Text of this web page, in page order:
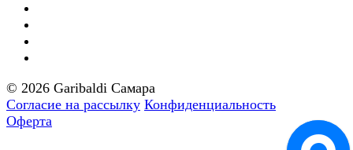
© 2026 Garibaldi Самара
Согласие на рассылку Конфиденциальность
Оферта